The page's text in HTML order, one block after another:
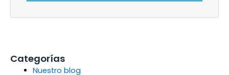
Categorías
Nuestro blog